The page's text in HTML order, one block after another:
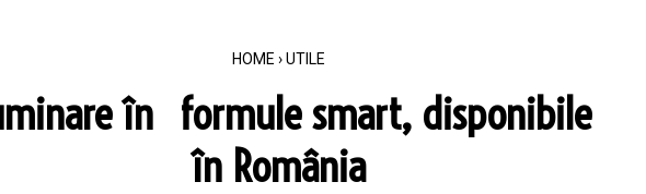
HOME › UTILE
în formule smart, disponibile
în România